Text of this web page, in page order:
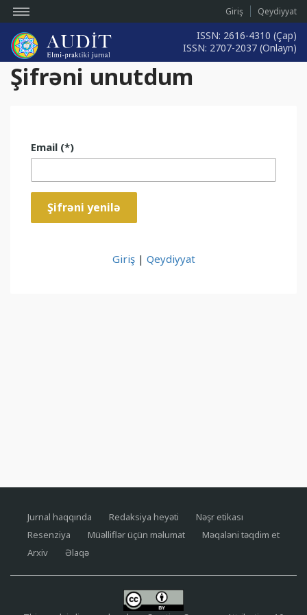
Giriş Qeydiyyat
ISSN: 2616-4310 (Çap)
ISSN: 2707-2037 (Onlayn)
Şifrəni unutdum
Email (*)
Giriş| Qeydiyyat
Jurnal haqqında Redaksiya heyəti
Nəşr etikası
Resenziya
Müəlliflər üçün məlumat
Məqaləni təqdim et
Arxiv
Əlaqə